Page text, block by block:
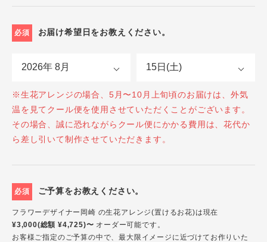
必須 お届け希望日をお教えください。
※生花アレンジの場合、5月〜10月上旬頃のお届けは、外気
温を見てクール便を使用させていただくことがございます。
その場合、誠に恐れながらクール便にかかる費用は、花代か
ら差し引いて制作させていただきます。
必須 ご予算をお教えください。
フラワーデザイナー岡崎 の生花アレンジ(置けるお花)は現在
¥3,000(総額 ¥4,725)〜 オーダー可能です。
お客様ご指定のご予算の中で、最大限イメージに近づけてお作りいた